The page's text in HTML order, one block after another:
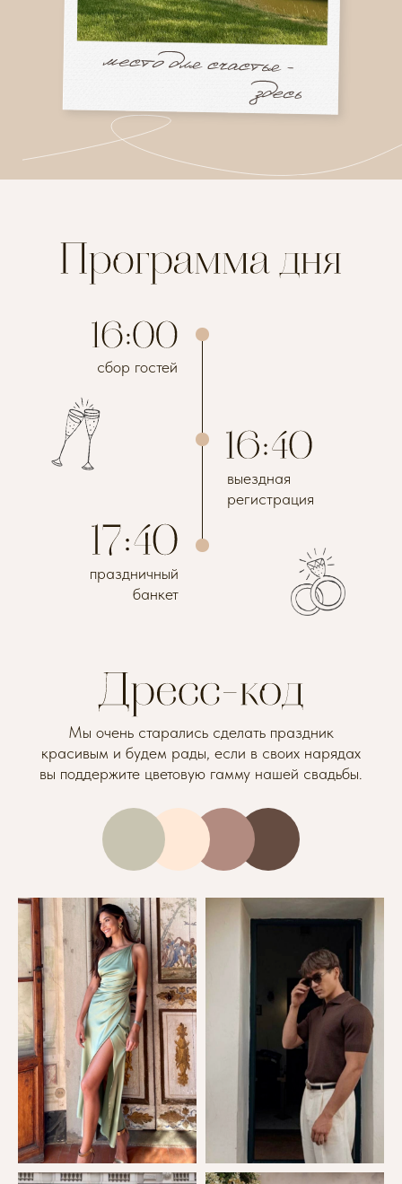
сбор гостей
праздничный
банкет
выездная
регистрация
Мы очень старались сделать праздник
красивым и будем рады, если в своих нарядах
вы поддержите цветовую гамму нашей свадьбы.